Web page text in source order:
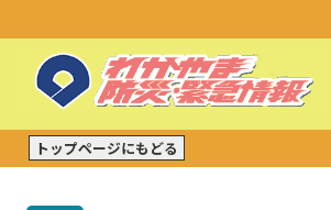
トップページにもどる